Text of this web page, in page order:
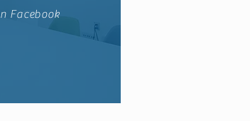
Facebook